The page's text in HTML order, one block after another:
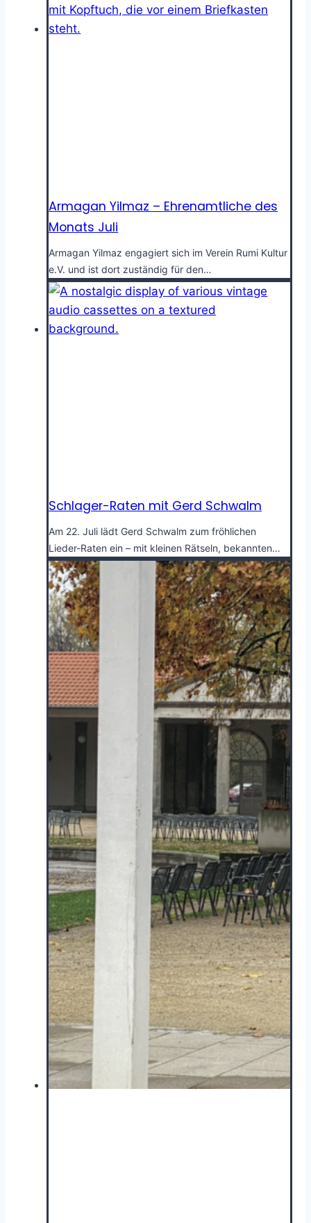
Armagan Yilmaz – Ehrenamtliche des
Monats Juli
Armagan Yilmaz engagiert sich im Verein Rumi Kultur
e.V. und ist dort zuständig für den…
Schlager-Raten mit Gerd Schwalm
Am 22. Juli lädt Gerd Schwalm zum fröhlichen
Lieder-Raten ein – mit kleinen Rätseln, bekannten…